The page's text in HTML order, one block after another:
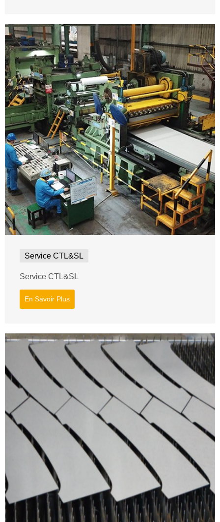
Service CTL&SL
Service CTL&SL
En Savoir Plus